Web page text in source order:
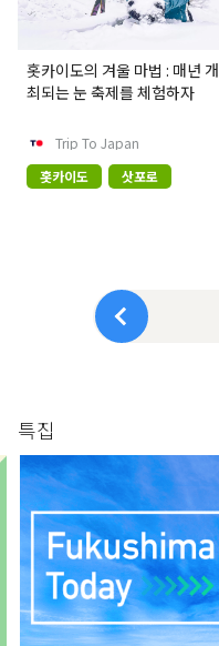
홋카이도의 겨울 마법 : 매년 개
최되는 눈 축제를 체험하자
Trip To Japan
홋카이도
삿포로
특집